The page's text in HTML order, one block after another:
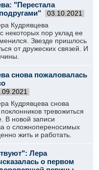
"Перестала
03.10.2021
Кудрявцева
некоторых пор уклад ее
Звезде пришлось
от дружеских связей. И
снова пожаловалась
Кудрявцева снова
тревожиться
В новой записи
о сложнопереносимых
жить и работать.
Лера
о первом